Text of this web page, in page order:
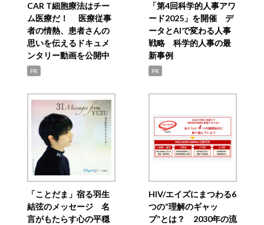
CAR T細胞療法はチー
ム医療だ！ 医療従事
者の情熱、患者さんの
思いを伝えるドキュメ
ンタリー動画を公開中
PR
「第4回科学的人事アワ
ード2025」を開催 デ
ータとAIで変わる人事
戦略 科学的人事の最
新事例
PR
「ことだま」宿る羽生
結弦のメッセージ 名
言がもたらす心の平穏
HIV/エイズにまつわる6
つの“理解のギャッ
プ”とは？ 2030年の流